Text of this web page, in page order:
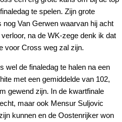
te spelen. Zijn grote
Van Gerwen waarvan hij acht
na de WK-zege denk ik dat
voor Cross weg zal zijn.
wel de finaledag te halen na een
met een gemiddelde van 102,
gewend zijn. In de kwartfinale
maar ook Mensur Suljovic
kunnen en de Oostenrijker won